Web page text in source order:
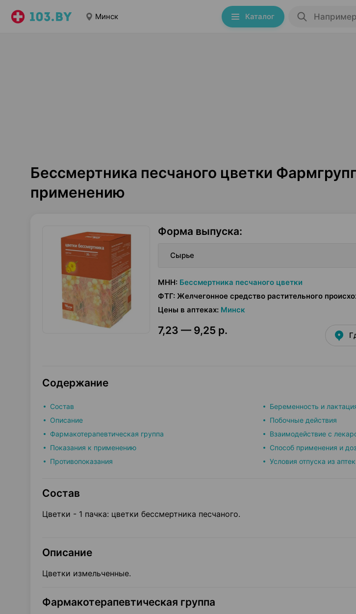
Минск Каталог
Бессмертника песчаного цветки
применению
Форма выпуска:
Сырье
МНН: Бессмертника песчаного цветки
ФТГ: Желчегонное средство растительного
Цены в аптеках: Минск
7,23 — 9,25 р.
Содержание
Состав
Описание
Фармакотерапевтическая группа
Показания к применению
Противопоказания
Беременность и
Побочные действия
Взаимодействие с
Способ применения и
Условия отпуска из аптек
Состав
Цветки - 1 пачка: цветки бессмертника песчаного.
Описание
Цветки измельченные.
Фармакотерапевтическая группа